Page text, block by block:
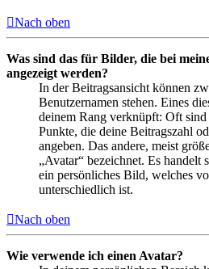
Nach oben
Was sind das für Bilder, die bei
angezeigt werden?
In der Beitragsansicht können
Benutzernamen stehen. Eines
deinem Rang verknüpft: Oft
Punkte, die deine Beitragszahl
angeben. Das andere, meist
„Avatar“ bezeichnet. Es handelt
ein persönliches Bild, welches
unterschiedlich ist.
Nach oben
Wie verwende ich einen Avatar?